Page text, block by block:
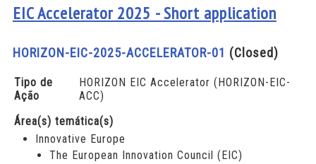
EIC Accelerator 2025 - Short application
HORIZON-EIC-2025-ACCELERATOR-01 (Closed)
Tipo de
Ação
HORIZON EIC Accelerator (HORIZON-EIC-
ACC)
Área(s) temática(s)
Innovative Europe
The European Innovation Council (EIC)